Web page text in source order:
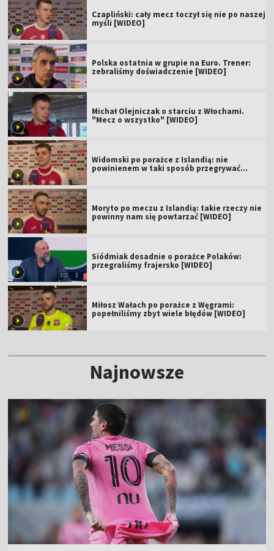
Czapliński: cały mecz toczył się nie po naszej
myśli [WIDEO]
Polska ostatnia w grupie na Euro. Trener:
zebraliśmy doświadczenie [WIDEO]
Michał Olejniczak o starciu z Włochami.
"Mecz o wszystko" [WIDEO]
Widomski po porażce z Islandią: nie
powinienem w taki sposób przegrywać
Moryto po meczu z Islandią: takie rzeczy nie
powinny nam się powtarzać [WIDEO]
Siódmiak dosadnie o porażce Polaków:
przegraliśmy frajersko [WIDEO]
Miłosz Wałach po porażce z Węgrami:
popełniliśmy zbyt wiele błędów [WIDEO]
Najnowsze